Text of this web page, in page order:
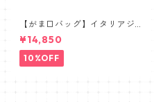
【がま口バッグ】イタリアジ
ャガードボタニカル【ワイド
サイズ】
¥14,850
10%OFF